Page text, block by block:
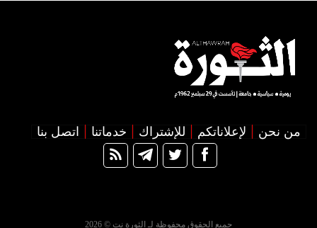
من نحن لإعلاناتكم للإشتراك خدماتنا اتصل بنا
جميع الحقوق محفوظة لـ الثورة نت © 2026